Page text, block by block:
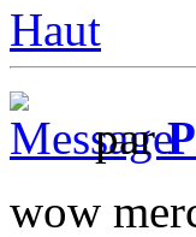
Haut
par
wow